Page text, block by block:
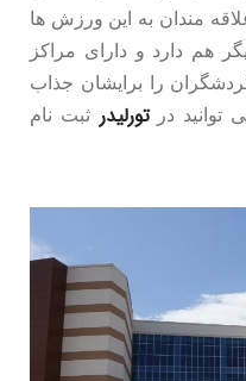
مندان به این ورزش ها
هم دارد و دارای مراکز
را برایشان جذاب
توانید درتورلیدرثبت نام